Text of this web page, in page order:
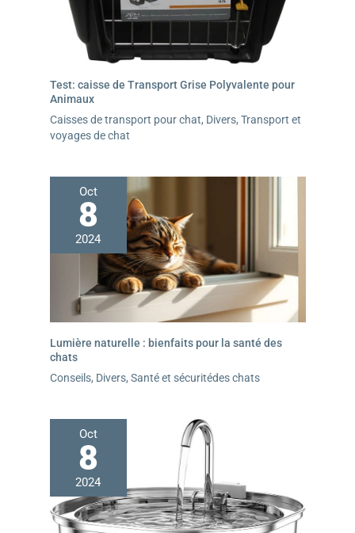
poussette pliable pour chien est légère, compacte et
soignée à ranger pour un usage quotidien, et pratique à
Test: caisse de Transport Grise Polyvalente pour
Animaux
Caisses de transport pour chat, Divers, Transport et
voyages de chat
Oct
8
2024
Lumière naturelle : bienfaits pour la santé des
chats
Conseils, Divers, Santé et sécuritédes chats
Oct
8
2024